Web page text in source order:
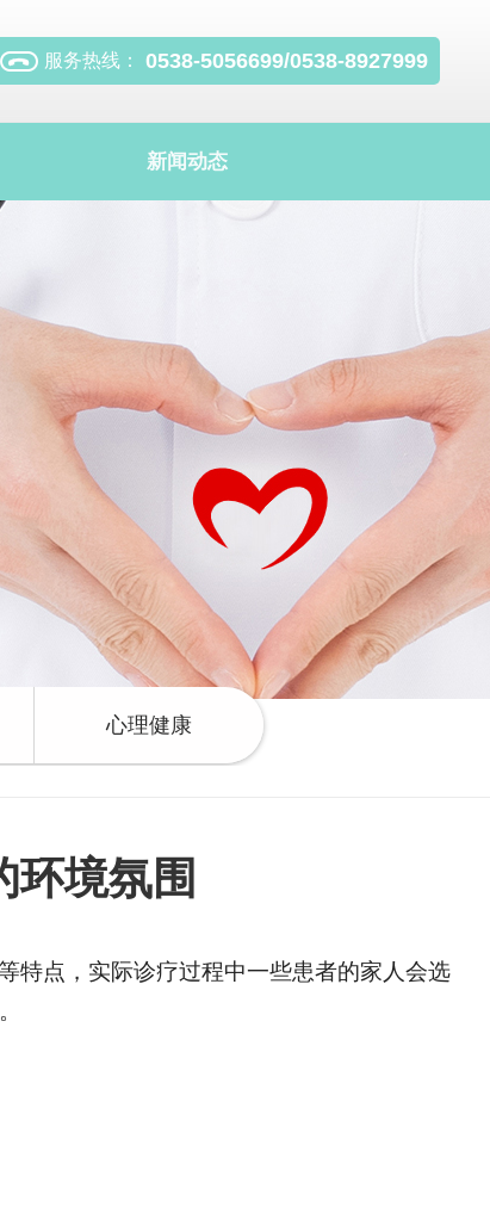
服务热线： 0538-5056699/0538-8927999
新闻动态
心理健康
环境氛围
特点，实际诊疗过程中一些患者的家人会选
。